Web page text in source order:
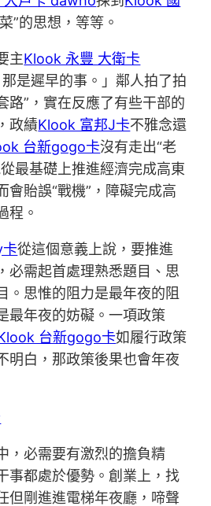
”的思想，等等。
主Klook 永豐 大衛卡
是遲早的事。」鄰人拍了拍
路”，實在反應了有些干部的
政績Klook 富邦J卡不雅念還
台新gogo卡沒有走出“老
最基礎上推進經濟完成高東
會貽誤“戰機”，障礙完成高
程。
卡從這個意義上說，要推進
必需起首處理熟悉題目、思
。思惟的阻力是最年夜的阻
最年夜的妨礙。一項政策
台新gogo卡如履行政策
明白，那政策後果也會年夜
，必需要有激烈的擔負精
事都處於優勢。創業上，找
但剛進進電梯年夜廳，啼聲